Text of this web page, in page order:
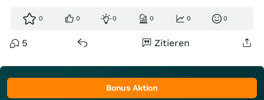
0 0 0 0 0 0
5 Zitieren
Bonus Aktion